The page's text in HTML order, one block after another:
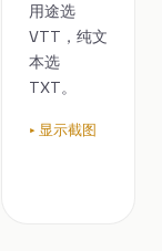
用途选
VTT，纯文
本选
TXT。
显示截图